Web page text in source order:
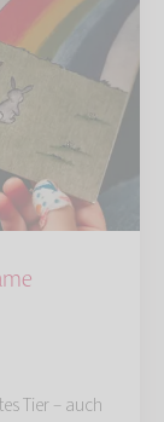
Tier – auch